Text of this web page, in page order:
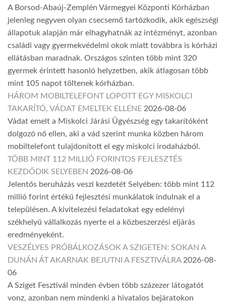
A Borsod-Abaúj-Zemplén Vármegyei Központi Kórházban
jelenleg negyven olyan csecsemő tartózkodik, akik egészségi
állapotuk alapján már elhagyhatnák az intézményt, azonban
családi vagy gyermekvédelmi okok miatt továbbra is kórházi
ellátásban maradnak. Országos szinten több mint 320
gyermek érintett hasonló helyzetben, akik átlagosan több
mint 105 napot töltenek kórházban.
HÁROM MOBILTELEFONT LOPOTT EGY MISKOLCI
TAKARÍTÓ, VÁDAT EMELTEK ELLENE 2026-08-06
Vádat emelt a Miskolci Járási Ügyészség egy takarítóként
dolgozó nő ellen, aki a vád szerint munka közben három
mobiltelefont tulajdonított el egy miskolci irodaházból.
TÖBB MINT 112 MILLIÓ FORINTOS FEJLESZTÉS
KEZDŐDIK SELYEBEN 2026-08-06
Jelentős beruházás veszi kezdetét Selyében: több mint 112
millió forint értékű fejlesztési munkálatok indulnak el a
településen. A kivitelezési feladatokat egy edelényi
székhelyű vállalkozás nyerte el a közbeszerzési eljárás
eredményeként.
VESZÉLYES PRÓBÁLKOZÁSOK A SZIGETEN: SOKAN A
DUNÁN ÁT AKARNAK BEJUTNI A FESZTIVÁLRA 2026-08-
06
A Sziget Fesztivál minden évben több százezer látogatót
vonz, azonban nem mindenki a hivatalos bejáratokon